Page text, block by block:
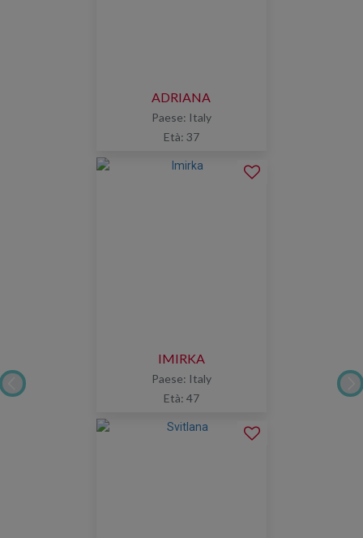
ADRIANA
Paese: Italy
Età: 37
IMIRKA
Paese: Italy
Età: 47